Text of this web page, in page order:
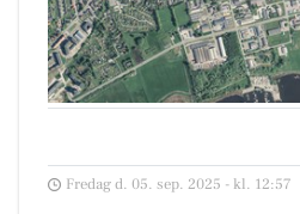
Fredag d. 05. sep. 2025 - kl. 12:57